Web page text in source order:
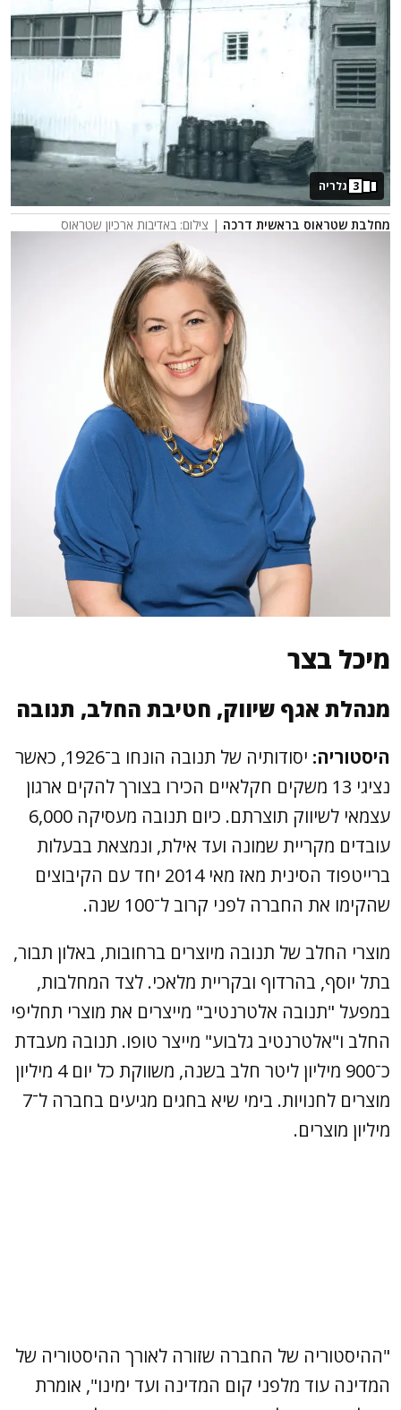
מחלבת שטראוס בראשית דרכה | צילום: באדיבות ארכיון שטראוס
3 גלריה
מיכל בצר
מנהלת אגף שיווק, חטיבת החלב, תנובה
היסטוריה:
יסודותיה של תנובה הונחו ב־1926, כאשר
נציגי 13 משקים חקלאיים הכירו בצורך להקים ארגון
עצמאי לשיווק תוצרתם. כיום תנובה מעסיקה 6,000
עובדים מקריית שמונה ועד אילת, ונמצאת בבעלות
ברייטפוד הסינית מאז מאי 2014 יחד עם הקיבוצים
שהקימו את החברה לפני קרוב ל־100 שנה.
מוצרי החלב של תנובה מיוצרים ברחובות, באלון תבור,
בתל יוסף, בהרדוף ובקריית מלאכי. לצד המחלבות,
במפעל "תנובה אלטרנטיב" מייצרים את מוצרי תחליפי
החלב ו"אלטרנטיב גלבוע" מייצר טופו. תנובה מעבדת
כ־900 מיליון ליטר חלב בשנה, משווקת כל יום 4 מיליון
מוצרים לחנויות. בימי שיא בחגים מגיעים בחברה ל־7
מיליון מוצרים.
"ההיסטוריה של החברה שזורה לאורך ההיסטוריה של
המדינה עוד מלפני קום המדינה ועד ימינו", אומרת